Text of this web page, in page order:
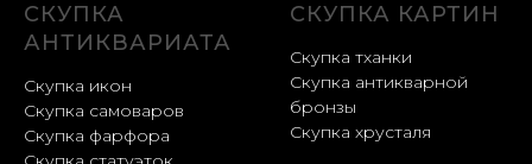
СКУПКА
АНТИКВАРИАТА
Скупка икон
Скупка самоваров
Скупка фарфора
СКУПКА КАРТИН
Скупка тханки
Скупка антикварной
бронзы
Скупка хрусталя